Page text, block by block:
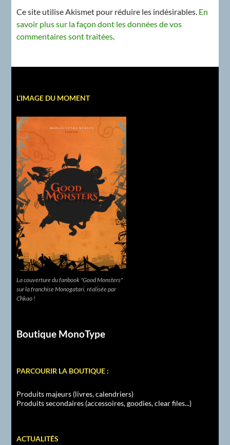
Ce site utilise Akismet pour réduire les indésirables. En
savoir plus sur la façon dont les données de vos
commentaires sont traitées
L’IMAGE DU MOMENT
La couverture du fanbook "Good Monsters"
sur la franchise Monogatari, réalisée par
Chkao !
Boutique MonoType
PARCOURIR LA BOUTIQUE :
Produits majeurs (livres, calendriers)
Produits secondaires (accessoires, goodies, clear files...)
ACTUALITÉS